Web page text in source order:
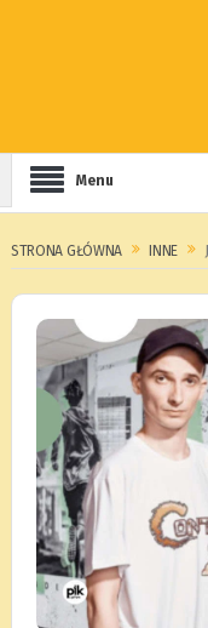
Menu
STRONA GŁÓWNA INNE